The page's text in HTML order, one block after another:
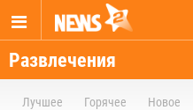
Развлечения
Лучшее Горячее Новое